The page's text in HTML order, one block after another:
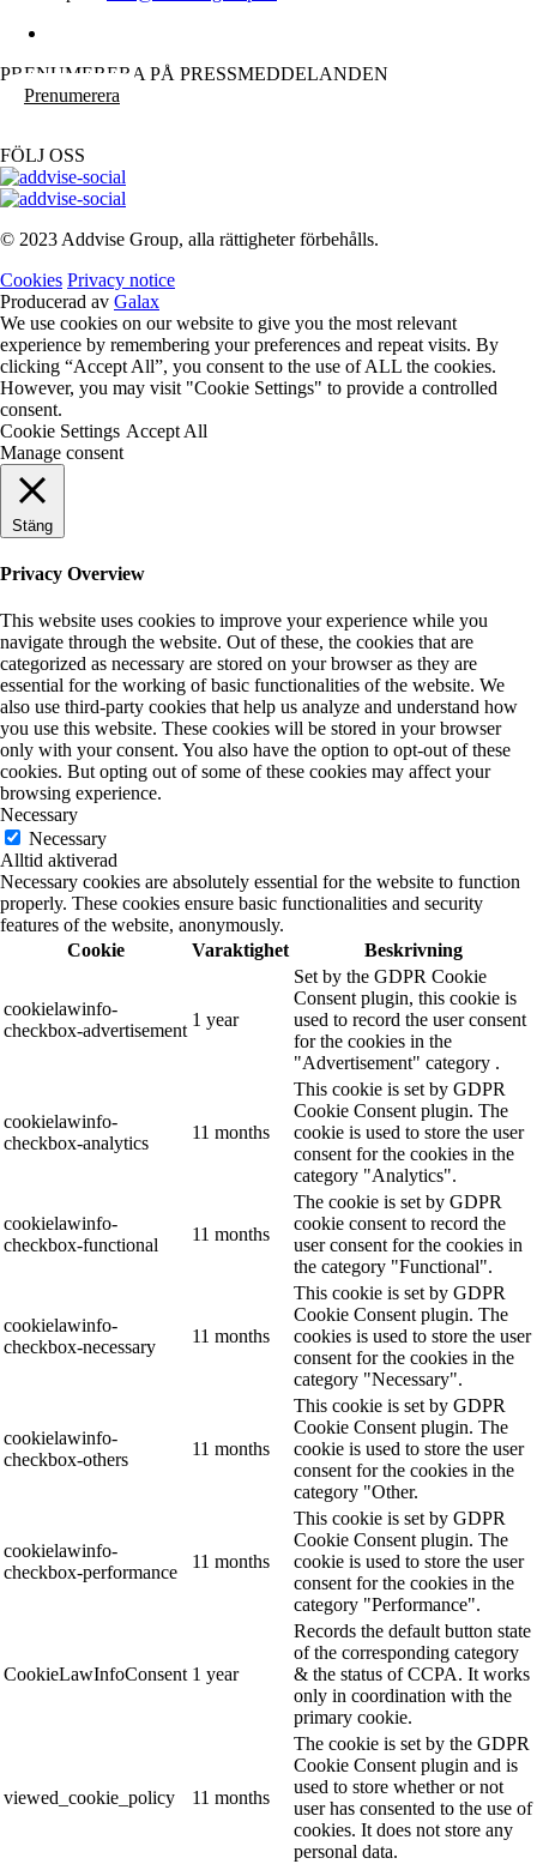
PRENUMERERA PÅ PRESSMEDDELANDEN
Prenumerera
FÖLJ OSS
© 2023 Addvise Group, alla rättigheter förbehålls.
Cookies Privacy notice
Producerad av Galax
We use cookies on our website to give you the most relevant
experience by remembering your preferences and repeat visits. By
clicking “Accept All”, you consent to the use of ALL the cookies.
However, you may visit "Cookie Settings" to provide a controlled
consent.
Cookie Settings Accept All
Manage consent
Stäng
Privacy Overview
This website uses cookies to improve your experience while you
navigate through the website. Out of these, the cookies that are
categorized as necessary are stored on your browser as they are
essential for the working of basic functionalities of the website. We
also use third-party cookies that help us analyze and understand how
you use this website. These cookies will be stored in your browser
only with your consent. You also have the option to opt-out of these
cookies. But opting out of some of these cookies may affect your
browsing experience.
Necessary
Necessary
Alltid aktiverad
Necessary cookies are absolutely essential for the website to function
properly. These cookies ensure basic functionalities and security
features of the website, anonymously.
Cookie
Varaktighet Beskrivning
cookielawinfo-
checkbox-advertisement
1 year
Set by the GDPR Cookie
Consent plugin, this cookie is
used to record the user consent
for the cookies in the
"Advertisement" category .
cookielawinfo-
checkbox-analytics
11 months
This cookie is set by GDPR
Cookie Consent plugin. The
cookie is used to store the user
consent for the cookies in the
category "Analytics".
cookielawinfo-
checkbox-functional
11 months
The cookie is set by GDPR
cookie consent to record the
user consent for the cookies in
the category "Functional".
cookielawinfo-
checkbox-necessary
11 months
This cookie is set by GDPR
Cookie Consent plugin. The
cookies is used to store the user
consent for the cookies in the
category "Necessary".
cookielawinfo-
checkbox-others
11 months
This cookie is set by GDPR
Cookie Consent plugin. The
cookie is used to store the user
consent for the cookies in the
category "Other.
cookielawinfo-
checkbox-performance
11 months
This cookie is set by GDPR
Cookie Consent plugin. The
cookie is used to store the user
consent for the cookies in the
category "Performance".
CookieLawInfoConsent 1 year
Records the default button state
of the corresponding category
& the status of CCPA. It works
only in coordination with the
primary cookie.
viewed_cookie_policy 11 months
The cookie is set by the GDPR
Cookie Consent plugin and is
used to store whether or not
user has consented to the use of
cookies. It does not store any
personal data.